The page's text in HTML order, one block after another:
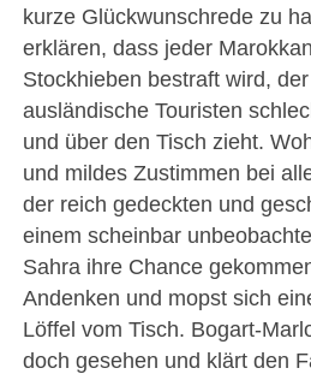
kurze Glückwunschrede zu
erklären, dass jeder
Stockhieben bestraft wird,
ausländische Touristen
und über den Tisch zieht.
und mildes Zustimmen bei
der reich gedeckten und
einem scheinbar
Sahra ihre Chance
Andenken und mopst sich
Löffel vom Tisch. Bogart-
doch gesehen und klärt den